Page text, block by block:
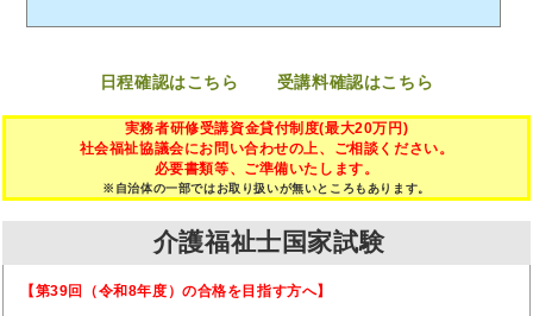
日程確認はこちら 受講料確認はこちら
実務者研修受講資金貸付制度(最大20万円)
社会福祉協議会にお問い合わせの上、ご相談ください。
必要書類等、ご準備いたします。
※自治体の一部ではお取り扱いが無いところもあります。
介護福祉士国家試験
【第39回（令和8年度）の合格を目指す方へ】